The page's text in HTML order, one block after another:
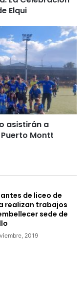
Elqui
asistirán a
Montt
de liceo de
realizan trabajos
sede de
2019